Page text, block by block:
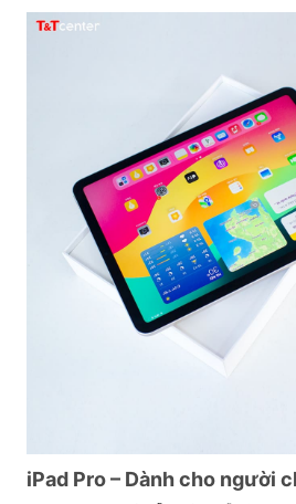
iPad Pro – Dành cho người